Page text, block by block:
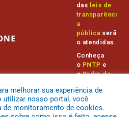
das leis de
transparênci
a
pública serã
o atendidas.
Conheça
o PNTP e
oRadar da
ia Pública
melhorar sua experiência de
utilizar nosso portal, você
monitoramento de cookies.